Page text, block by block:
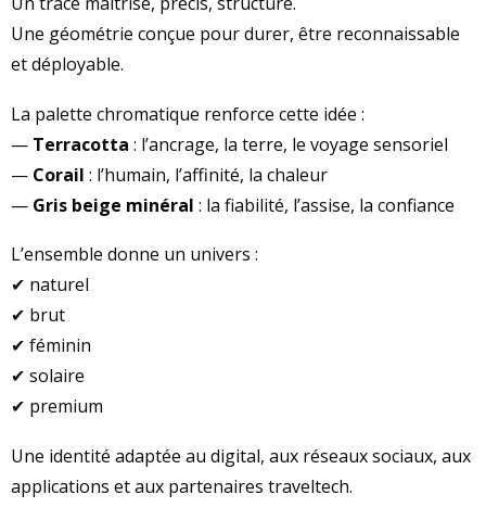
Une géométrie conçue pour durer, être reconnaissable
et déployable.
La palette chromatique renforce cette idée :
— Terracotta : l’ancrage, la terre, le voyage sensoriel
— Corail : l’humain, l’affinité, la chaleur
— Gris beige minéral : la fiabilité, l’assise, la confiance
L’ensemble donne un univers :
✔ naturel
✔ brut
✔ féminin
✔ solaire
✔ premium
Une identité adaptée au digital, aux réseaux sociaux, aux
applications et aux partenaires traveltech.